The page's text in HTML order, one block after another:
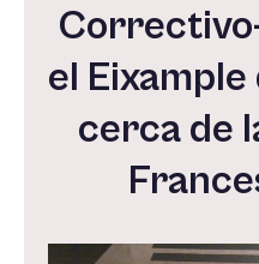
el
cerca de